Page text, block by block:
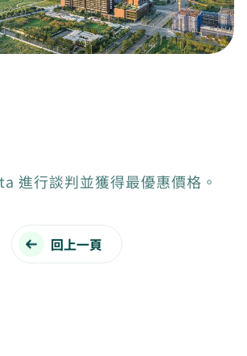
進行談判並獲得最優惠價格。
回上一頁